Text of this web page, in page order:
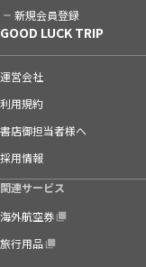
新規会員登録
GOOD LUCK TRIP
運営会社
利用規約
書店御担当者様へ
採用情報
関連サービス
海外航空券
旅行用品